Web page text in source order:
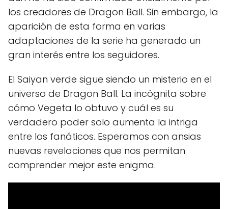
los creadores de Dragon Ball. Sin embargo, la
aparición de esta forma en varias
adaptaciones de la serie ha generado un
gran interés entre los seguidores.
El Saiyan verde sigue siendo un misterio en el
universo de Dragon Ball. La incógnita sobre
cómo Vegeta lo obtuvo y cuál es su
verdadero poder solo aumenta la intriga
entre los fanáticos. Esperamos con ansias
nuevas revelaciones que nos permitan
comprender mejor este enigma.